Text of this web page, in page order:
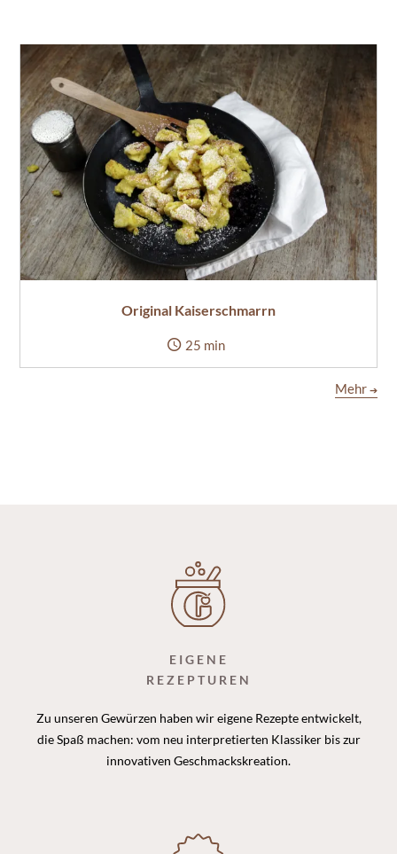
Original Kaiserschmarrn
25 min
Mehr ➔
EIGENE
REZEPTUREN
Zu unseren Gewürzen haben wir eigene Rezepte entwickelt,
die Spaß machen: vom neu interpretierten Klassiker bis zur
innovativen Geschmackskreation.